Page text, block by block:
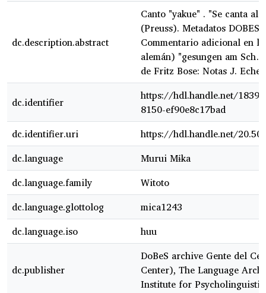
dc.description.abstract
Canto "yakue" . "Se canta
(Preuss). Metadatos
Commentario adicional en
alemán) "gesungen am
de Fritz Bose: Notas J.
dc.identifier
https://hdl.handle.net/
8150-ef90e8c17bad
dc.identifier.uri
https://hdl.handle.net/
dc.language
Murui Mɨka
dc.language.family
Witoto
dc.language.glottolog
mica1243
dc.language.iso
huu
dc.publisher
DoBeS archive Gente del
Center), The Language
Institute for